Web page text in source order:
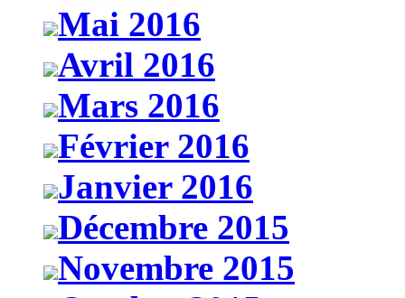
Mai 2016
Avril 2016
Mars 2016
Février 2016
Janvier 2016
Décembre 2015
Novembre 2015